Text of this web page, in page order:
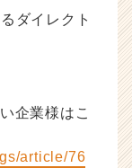
ダイレクト
企業様はこ
article/76